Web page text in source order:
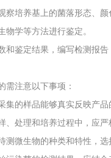
察培养基上的菌落形态、
物学等方法进行鉴定。
和鉴定结果，编写检测报
需注意以下事项：
集的样品能够真实反映产品
、处理和培养过程中，应
测微生物的种类和特性，